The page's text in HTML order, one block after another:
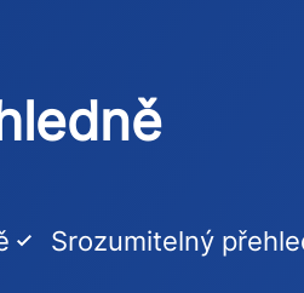
Srozumitelný